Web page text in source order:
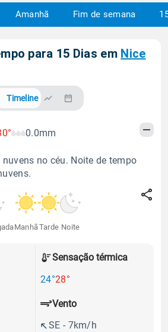
Amanhã Fim de semana
para 15 Dias em Nice
Timeline
0.0mm
no céu. Noite de tempo
Manhã Tarde Noite
Sensação térmica
24°28°
Vento
SE - 7km/h